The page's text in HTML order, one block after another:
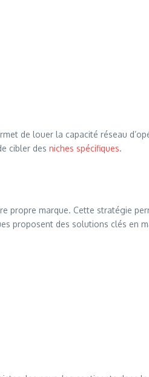
de louer la capacité réseau
cibler des niches spécifiques.
propre marque. Cette stratégie
proposent des solutions clés en